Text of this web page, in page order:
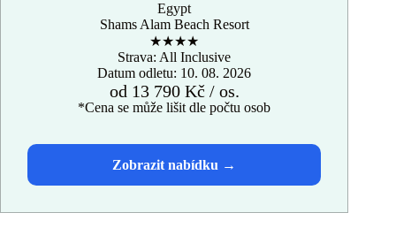
Egypt
Shams Alam Beach Resort
★★★★
Strava: All Inclusive
Datum odletu: 10. 08. 2026
od 13 790 Kč / os.
*Cena se může lišit dle počtu osob